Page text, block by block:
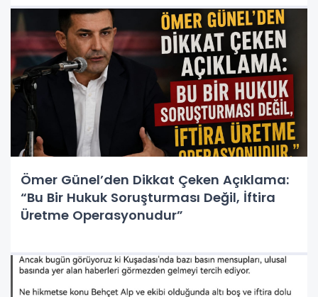
Ömer Günel’den Dikkat Çeken Açıklama:
“Bu Bir Hukuk Soruşturması Değil, İftira
Üretme Operasyonudur”